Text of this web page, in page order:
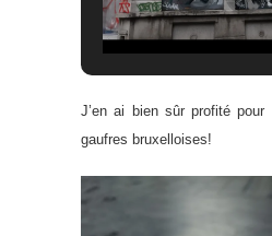
J’en ai bien sûr profité pour
gaufres bruxelloises!